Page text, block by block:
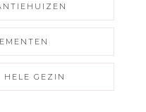
HELE GEZIN